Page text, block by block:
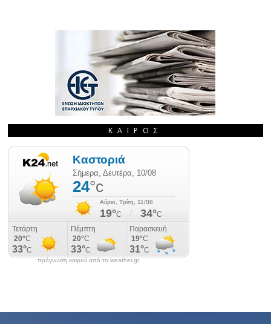
ΚΑΙΡΌΣ
πρόγνωση καιρού από το weather.gr